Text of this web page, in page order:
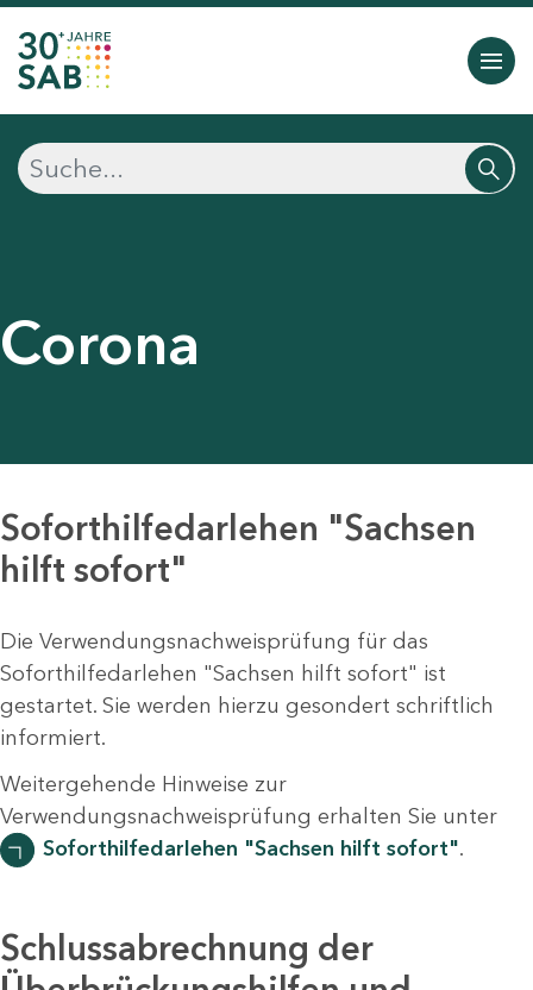
Corona
Soforthilfedarlehen "Sachsen
hilft sofort"
Die Verwendungsnachweisprüfung für das
Soforthilfedarlehen "Sachsen hilft sofort" ist
gestartet. Sie werden hierzu gesondert schriftlich
informiert.
Weitergehende Hinweise zur
Verwendungsnachweisprüfung erhalten Sie unter
Soforthilfedarlehen "Sachsen hilft sofort".
Schlussabrechnung der